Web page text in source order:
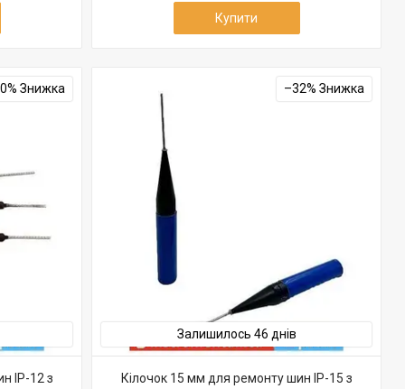
Купити
IP-12 з
–32%
Залишилось 46 днів
Кілочок 15 мм для ремонту шин IP-15 з